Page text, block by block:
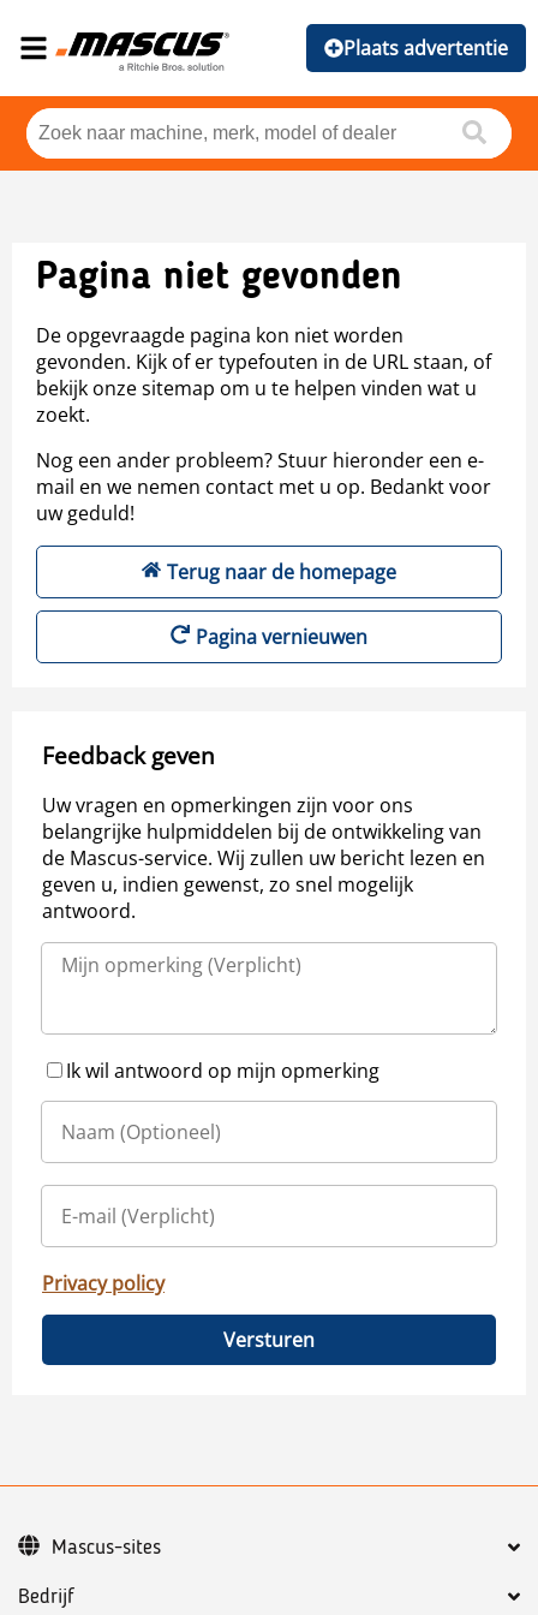
Plaats advertentie
Pagina niet gevonden
De opgevraagde pagina kon niet worden
gevonden. Kijk of er typefouten in de URL staan, of
bekijk onze sitemap om u te helpen vinden wat u
zoekt.
Nog een ander probleem? Stuur hieronder een e-
mail en we nemen contact met u op. Bedankt voor
uw geduld!
Terug naar de homepage
Pagina vernieuwen
Feedback geven
Uw vragen en opmerkingen zijn voor ons
belangrijke hulpmiddelen bij de ontwikkeling van
de Mascus-service. Wij zullen uw bericht lezen en
geven u, indien gewenst, zo snel mogelijk
antwoord.
Ik wil antwoord op mijn opmerking
Privacy policy
Versturen
Bedrijf
Mascus-sites